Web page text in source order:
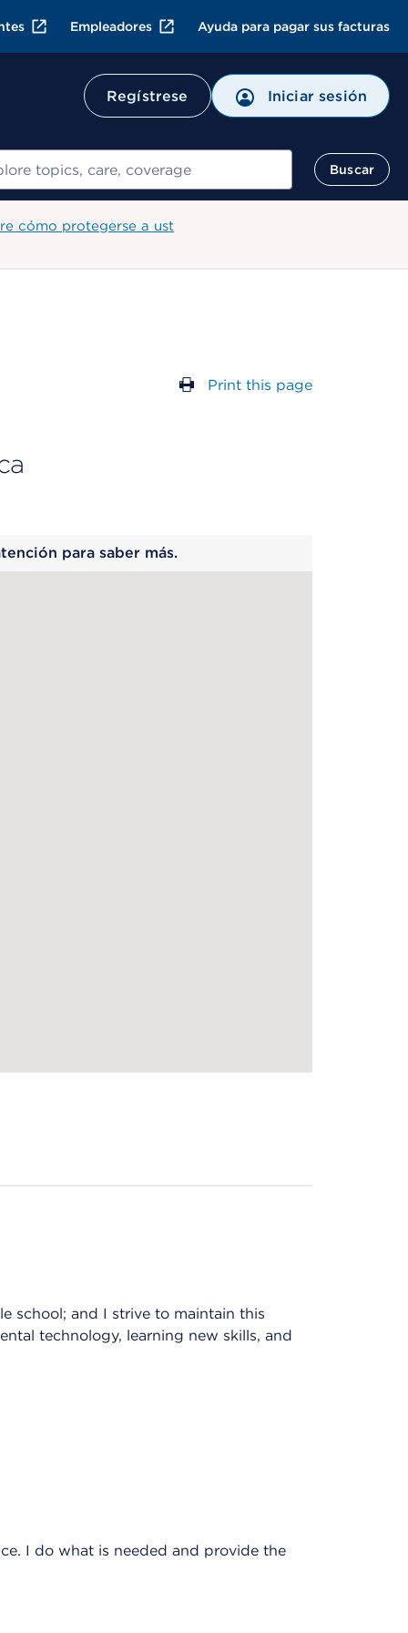
Empleadores Ayuda para pagar sus facturas
Regístrese Iniciar sesión
Buscar
cómo protegerse a ust
Print this page
para saber más.
school; and I strive to maintain this
technology, learning new skills, and
I do what is needed and provide the